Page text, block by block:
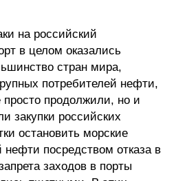
на российский
в целом оказались
стран мира,
потребителей нефти,
продолжили, но и
закупки российских
остановить морские
нефти посредством отказа в
заходов в порты